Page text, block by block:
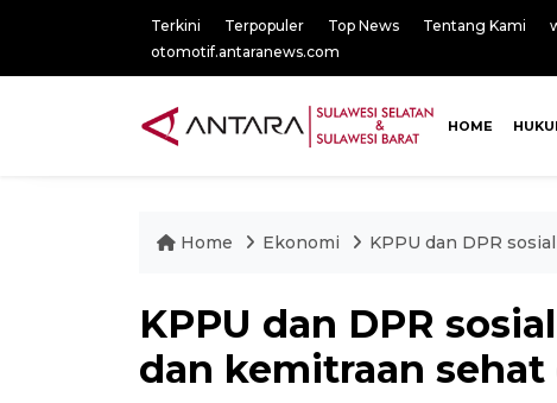
Terkini Terpopuler Top News Tentang Kami
otomotif.antaranews.com
HOME
Home Ekonomi KPPU dan DPR
KPPU dan DPR
dan kemitraan sehat